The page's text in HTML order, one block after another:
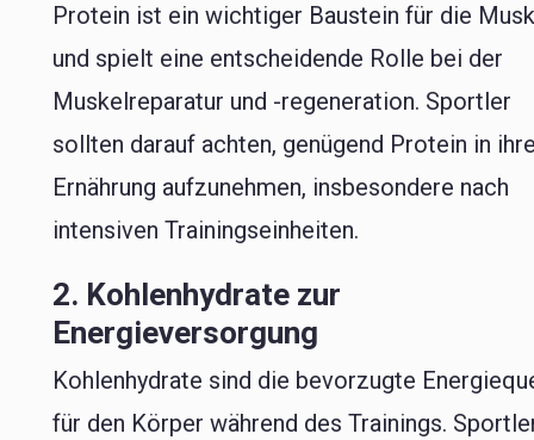
Protein ist ein wichtiger Baustein für die
und spielt eine entscheidende Rolle bei der
Muskelreparatur und -regeneration. Sportler
sollten darauf achten, genügend Protein in
Ernährung aufzunehmen, insbesondere nach
intensiven Trainingseinheiten.
2. Kohlenhydrate zur
Energieversorgung
Kohlenhydrate sind die bevorzugte
für den Körper während des Trainings.